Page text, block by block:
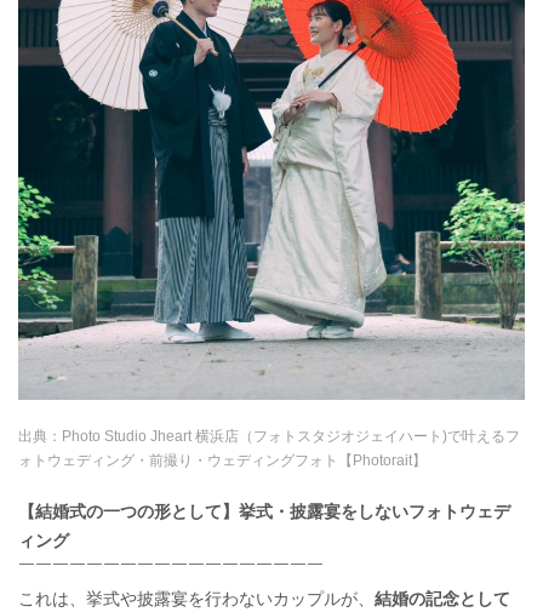
出典： Photo Studio Jheart 横浜店（フォトスタジオジェイハート)で叶えるフ
ォトウェディング・前撮り・ウェディングフォト【Photorait】
【結婚式の一つの形として】挙式・披露宴をしないフォトウェデ
ィング
￣￣￣￣￣￣￣￣￣￣￣￣￣￣￣￣￣￣
これは、挙式や披露宴を行わないカップルが、 結婚の記念として